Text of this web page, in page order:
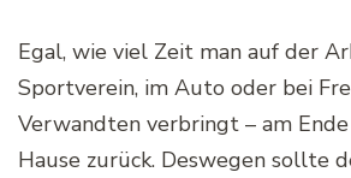
Egal, wie viel Zeit man auf der
Sportverein, im Auto oder bei
Verwandten verbringt – am
Hause zurück. Deswegen sollte